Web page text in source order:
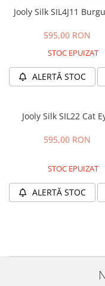
Jooly Silk SIL4J11
595,00 RON
STOC EPUIZAT
ALERTĂ STOC
Jooly Silk SIL22 Cat
595,00 RON
STOC EPUIZAT
ALERTĂ STOC